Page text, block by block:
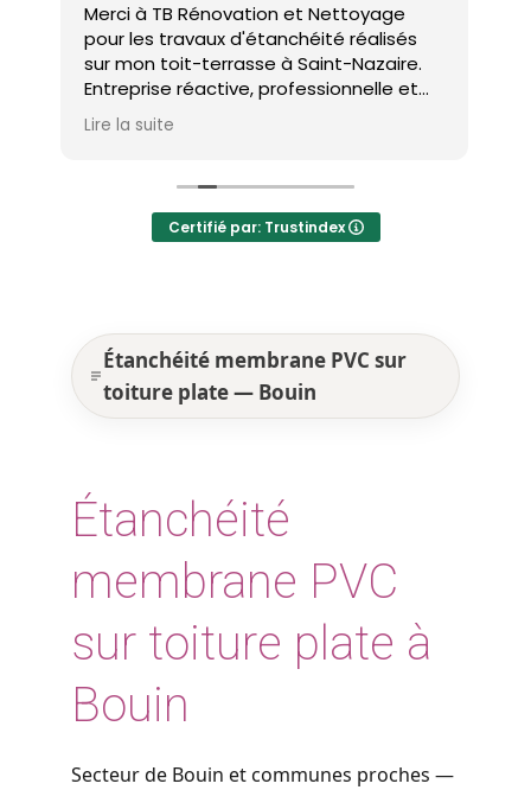
Merci à TB Rénovation et Nettoyage
pour les travaux d'étanchéité réalisés
sur mon toit-terrasse à Saint-Nazaire.
Entreprise réactive, professionnelle et
agréable. Le travail a été réalisé avec
soin et dans les délais. Je recommande
Lire la suite
Certifié par: Trustindex
Étanchéité membrane PVC sur
toiture plate — Bouin
Étanchéité
membrane PVC
sur toiture plate à
Bouin
Secteur de Bouin et communes proches —